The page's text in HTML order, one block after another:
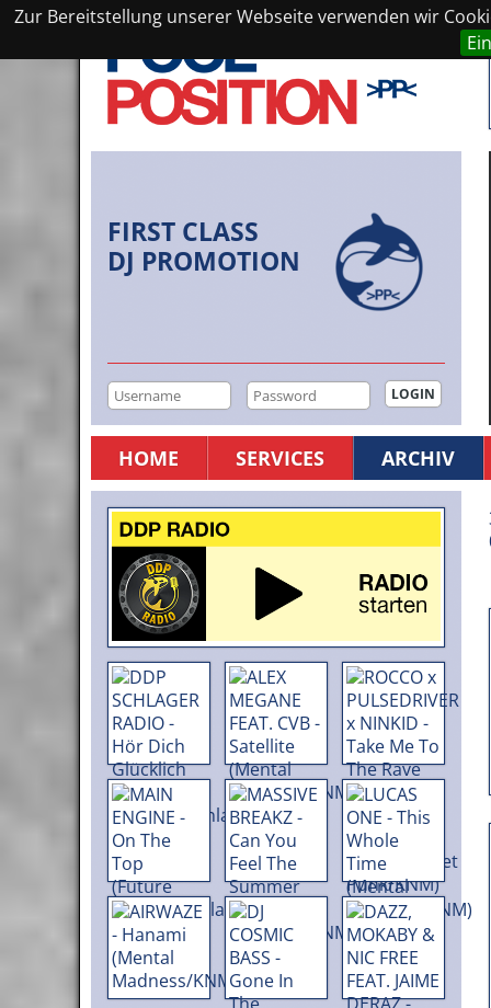
Zur Bereitstellung unserer Webseite verwenden wir
FIRST CLASS
DJ PROMOTION
HOME SERVICES ARCHIV